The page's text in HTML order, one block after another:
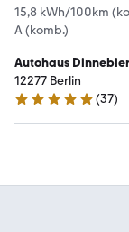
15,8 kWh/100km
A (komb.)
Autohaus
12277 Berlin
5 Sterne
(37)